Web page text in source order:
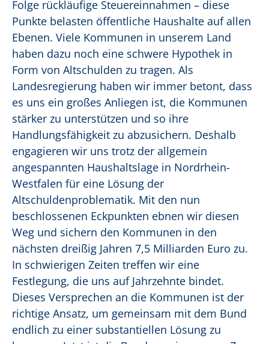
Folge rückläufige Steuereinnahmen – diese
Punkte belasten öffentliche Haushalte auf allen
Ebenen. Viele Kommunen in unserem Land
haben dazu noch eine schwere Hypothek in
Form von Altschulden zu tragen. Als
Landesregierung haben wir immer betont, dass
es uns ein großes Anliegen ist, die Kommunen
stärker zu unterstützen und so ihre
Handlungsfähigkeit zu abzusichern. Deshalb
engagieren wir uns trotz der allgemein
angespannten Haushaltslage in Nordrhein-
Westfalen für eine Lösung der
Altschuldenproblematik. Mit den nun
beschlossenen Eckpunkten ebnen wir diesen
Weg und sichern den Kommunen in den
nächsten dreißig Jahren 7,5 Milliarden Euro zu.
In schwierigen Zeiten treffen wir eine
Festlegung, die uns auf Jahrzehnte bindet.
Dieses Versprechen an die Kommunen ist der
richtige Ansatz, um gemeinsam mit dem Bund
endlich zu einer substantiellen Lösung zu